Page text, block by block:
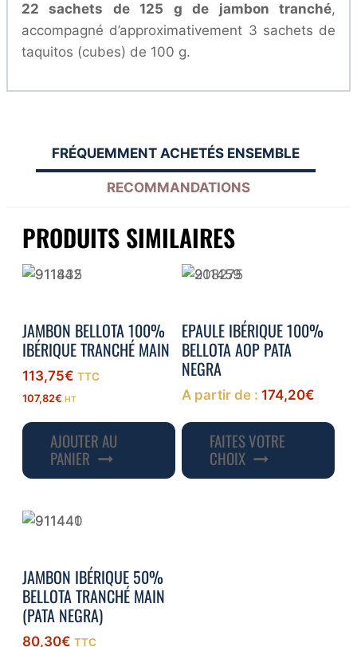
22 sachets de 125 g de jambon tranché,
accompagné d’approximativement 3 sachets de
taquitos (cubes) de 100 g.
FRÉQUEMMENT ACHETÉS ENSEMBLE
RECOMMANDATIONS
PRODUITS SIMILAIRES
JAMBON BELLOTA 100%
IBÉRIQUE TRANCHÉ MAIN
113,75€ TTC
107,82€ HT
AJOUTER AU
PANIER
EPAULE IBÉRIQUE 100%
BELLOTA AOP PATA
NEGRA
A partir de : 174,20€
FAITES VOTRE
CHOIX
Ce
a
JAMBON IBÉRIQUE 50%
BELLOTA TRANCHÉ MAIN
(PATA NEGRA)
80,30€ TTC